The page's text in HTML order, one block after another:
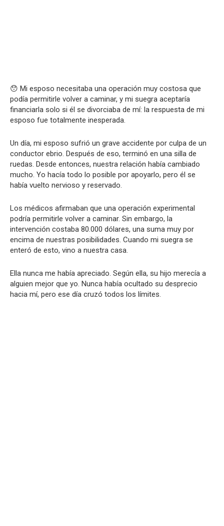
😯 Mi esposo necesitaba una operación muy costosa que
podía permitirle volver a caminar, y mi suegra aceptaría
financiarla solo si él se divorciaba de mí: la respuesta de mi
esposo fue totalmente inesperada.
Un día, mi esposo sufrió un grave accidente por culpa de un
conductor ebrio. Después de eso, terminó en una silla de
ruedas. Desde entonces, nuestra relación había cambiado
mucho. Yo hacía todo lo posible por apoyarlo, pero él se
había vuelto nervioso y reservado.
Los médicos afirmaban que una operación experimental
podría permitirle volver a caminar. Sin embargo, la
intervención costaba 80.000 dólares, una suma muy por
encima de nuestras posibilidades. Cuando mi suegra se
enteró de esto, vino a nuestra casa.
Ella nunca me había apreciado. Según ella, su hijo merecía a
alguien mejor que yo. Nunca había ocultado su desprecio
hacia mí, pero ese día cruzó todos los límites.